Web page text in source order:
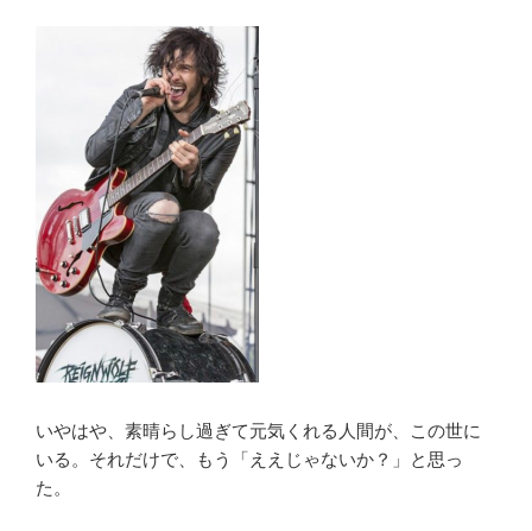
いやはや、素晴らし過ぎて元気くれる人間が、この世に
いる。それだけで、もう「ええじゃないか？」と思っ
た。